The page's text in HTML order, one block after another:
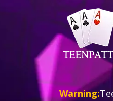
Warning: